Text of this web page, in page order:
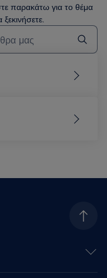
παρακάτω για το θέμα